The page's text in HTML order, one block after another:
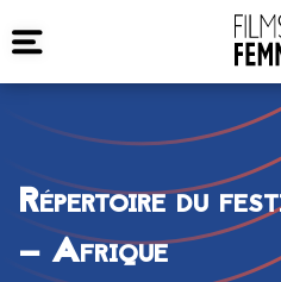
Répertoire du
— Afrique